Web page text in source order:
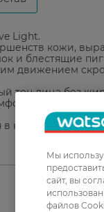
Light.
кожи,
и блестящие
движением
тон лица без
нашем интернет-
Мы
сайт, вы
файлов